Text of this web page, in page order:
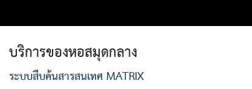
บริการของหอสมุดกลาง
ระบบสืบค้นสารสนเทศ MATRIX